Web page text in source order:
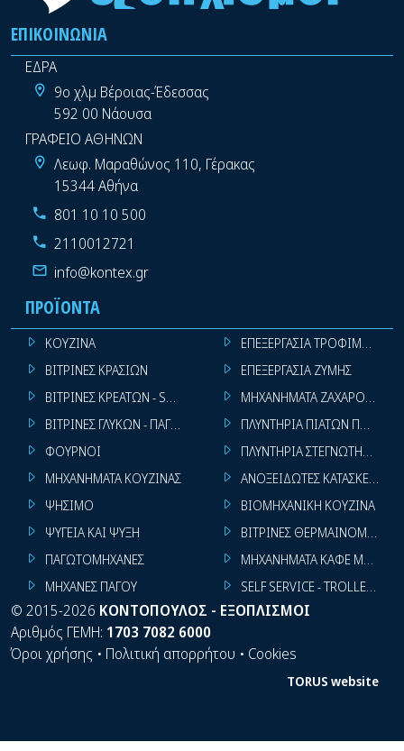
ΕΠΙΚΟΙΝΩΝΊΑ
ΕΔΡΑ
9ο χλμ Βέροιας-Έδεσσας
592 00 Νάουσα
ΓΡΑΦΕΙΟ ΑΘΗΝΩΝ
Λεωφ. Μαραθώνος 110, Γέρακας
15344 Αθήνα
801 10 10 500
2110012721
info@kontex.gr
ΠΡΟΪΌΝΤΑ
ΚΟΥΖΙΝΑ
ΒΙΤΡΙΝΕΣ ΚΡΑΣΙΩΝ
ΒΙΤΡΙΝΕΣ ΚΡΕΑΤΩΝ - SUPER MARKET
ΒΙΤΡΙΝΕΣ ΓΛΥΚΩΝ - ΠΑΓΩΤΩΝ
ΦΟΥΡΝΟΙ
ΜΗΧΑΝΗΜΑΤΑ ΚΟΥΖΙΝΑΣ
ΨΗΣΙΜΟ
ΨΥΓΕΙΑ ΚΑΙ ΨΥΞΗ
ΠΑΓΩΤΟΜΗΧΑΝΕΣ
ΜΗΧΑΝΕΣ ΠΑΓΟΥ
ΕΠΕΞΕΡΓΑΣΙΑ ΤΡΟΦΙΜΩΝ
ΕΠΕΞΕΡΓΑΣΙΑ ΖΥΜΗΣ
ΜΗΧΑΝΗΜΑΤΑ
ΠΛΥΝΤΗΡΙΑ ΠΙΑΤΩΝ
ΠΛΥΝΤΗΡΙΑ ΣΤΕΓΝΩΤΗΡΙΑ
ΑΝΟΞΕΙΔΩΤΕΣ ΚΑΤΑΣΚΕΥΕΣ
ΒΙΟΜΗΧΑΝΙΚΗ ΚΟΥΖΙΝΑ
ΒΙΤΡΙΝΕΣ ΘΕΡΜΑΙΝΟΜΕΝΕΣ
ΜΗΧΑΝΗΜΑΤΑ ΚΑΦΕ ΜΠΑΡ
SELF SERVICE - TROLLEY -
© 2015-2026 ΚΟΝΤΟΠΟΥΛΟΣ - ΕΞΟΠΛΙΣΜΟΙ
Αριθμός ΓΕΜΗ: 1703 7082 6000
Όροι χρήσης • Πολιτική απορρήτου • Cookies
TORUS website